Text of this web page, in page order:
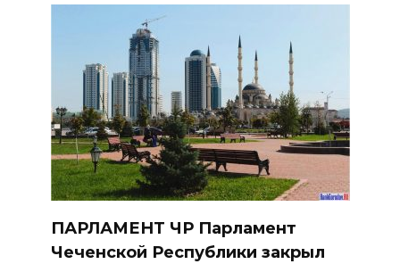
ПАРЛАМЕНТ ЧР Парламент
Чеченской Республики закрыл